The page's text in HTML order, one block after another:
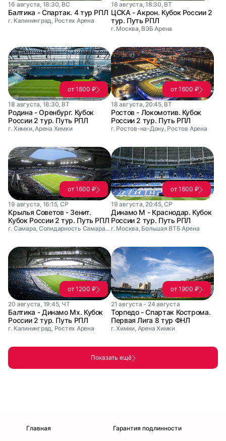
16 августа, 18:30, ВС
Балтика - Спартак. 4 тур РПЛ
г. Калининград, Ростех Арена
18 августа, 18:30, ВТ
ЦСКА - Акрон. Кубок России 2
тур. Путь РПЛ
г. Москва, ВЭБ Арена
от 1800 ₽
18 августа, 18:30, ВТ
Родина - Оренбург. Кубок
России 2 тур. Путь РПЛ
г. Химки, Арена Химки
от 1600 ₽
18 августа, 20:45, ВТ
Ростов - Локомотив. Кубок
России 2 тур. Путь РПЛ
г. Ростов-на-Дону, Ростов Арена
от 1600 ₽
19 августа, 16:15, СР
Крылья Советов - Зенит.
Кубок России 2 тур. Путь РПЛ
г. Самара, Солидарность Самара Арена
от 1600 ₽
19 августа, 20:45, СР
Динамо М - Краснодар. Кубок
России 2 тур. Путь РПЛ
г. Москва, Большая ВТБ Арена
от 1200 ₽
20 августа, 19:45, ЧТ
Балтика - Динамо Мх. Кубок
России 2 тур. Путь РПЛ
г. Калининград, Ростех Арена
от 1900 ₽
21 августа - 24 августа
Торпедо - Спартак Кострома.
Первая Лига 8 тур ФНЛ
г. Химки, Арена Химки
Показать ещё
Главная Гарантия подлинности